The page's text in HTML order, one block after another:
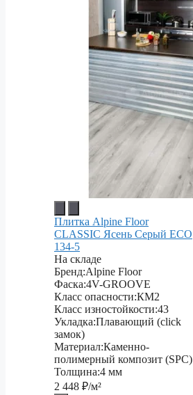
Плитка Alpine Floor
CLASSIC Ясень Серый ECO
134-5
На складе
Бренд:Alpine Floor
Фаска:4V-GROOVE
Класс опасности:КМ2
Класс изностойкости:43
Укладка:Плавающий (click
замок)
Материал:Каменно-
полимерный композит (SPC)
Толщина:4 мм
2 448 ₽/м²